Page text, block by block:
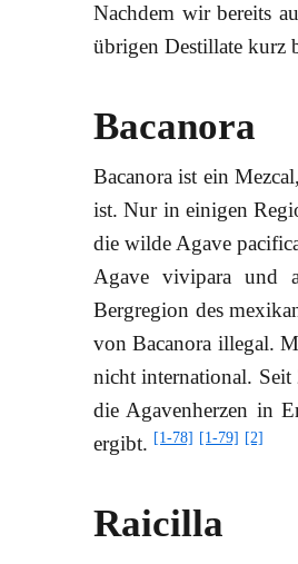
Nachdem wir bereits
übrigen Destillate kurz
Bacanora
Bacanora ist ein
ist. Nur in einigen
die wilde Agave
Agave vivipara und
Bergregion des
von Bacanora illegal.
nicht international. Seit
die Agavenherzen in
ergibt. [1-78] [1-79] [2]
Raicilla